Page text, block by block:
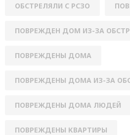
ОБСТРЕЛЯЛИ С РСЗО
ПОВРЕЖДЕН ДОМ ИЗ-ЗА
ПОВРЕЖДЕНЫ ДОМА
ПОВРЕЖДЕНЫ ДОМА ИЗ-ЗА
ПОВРЕЖДЕНЫ ДОМА ЛЮДЕЙ
ПОВРЕЖДЕНЫ КВАРТИРЫ